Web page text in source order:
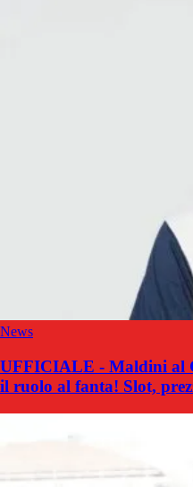
News
UFFICIALE - Maldini al
il ruolo al fanta! Slot,